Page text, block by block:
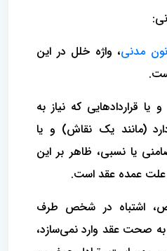
، واژه خلل در این
یا قراردادهایی که نیاز به
(مانند یک نقاش) و یا
یا نسبی، ظاهر بر این
عمده عقد است.
اشتباه در شخص طرف
به صحت عقد وارد نمی‌سازد،